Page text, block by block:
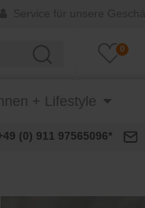
0
+ Lifestyle
(0) 911 97565096*